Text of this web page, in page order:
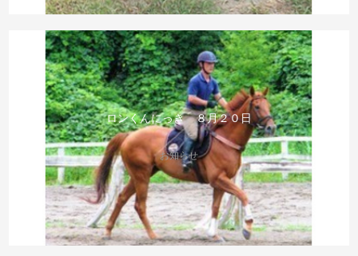
ロンくんにっき ８月２０日
お知らせ